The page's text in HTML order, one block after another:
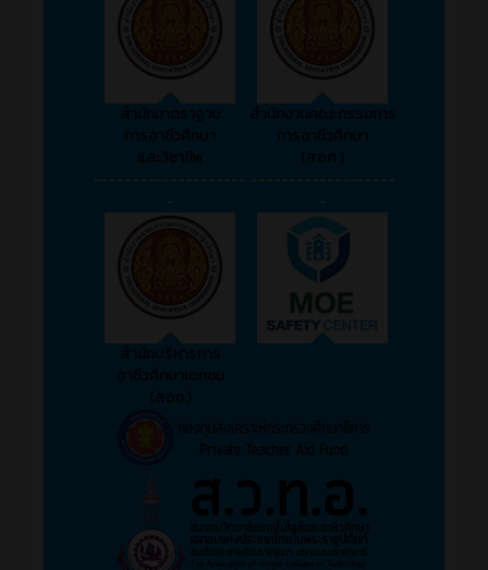
สำนักมาตราฐาน
การอาชีวศึกษา
และวิชาชีพ
สำนักงานคณะกรรมการ
การอาชีวศึกษา
(สอศ.)
--------------------
-
-------------------
-
สำนักบริหารการ
อาชีวศึกษาเอกชน
(สอช.)